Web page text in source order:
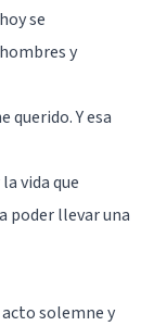
se
y
querido. Y esa
vida que
poder llevar una
acto solemne y